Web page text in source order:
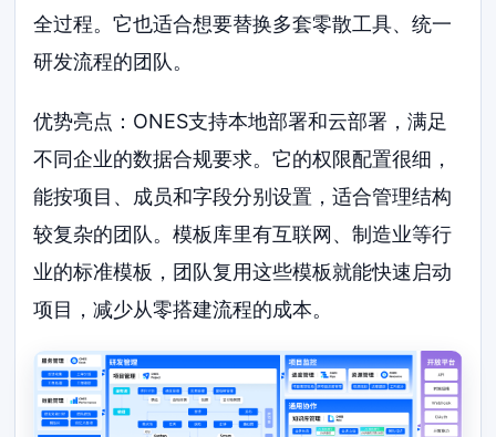
全过程。它也适合想要替换多套零散工具、统一
研发流程的团队。
优势亮点：ONES支持本地部署和云部署，满足
不同企业的数据合规要求。它的权限配置很细，
能按项目、成员和字段分别设置，适合管理结构
较复杂的团队。模板库里有互联网、制造业等行
业的标准模板，团队复用这些模板就能快速启动
项目，减少从零搭建流程的成本。